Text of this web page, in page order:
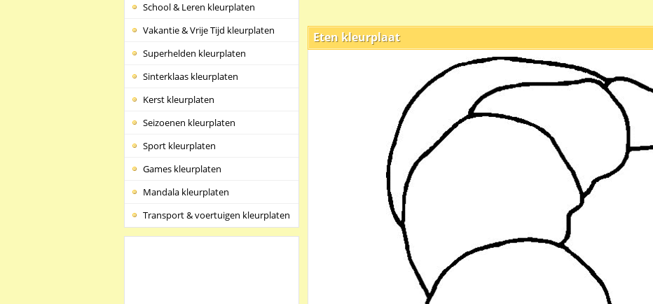
School & Leren kleurplaten
Vakantie & Vrije Tijd kleurplaten
Superhelden kleurplaten
Sinterklaas kleurplaten
Kerst kleurplaten
Seizoenen kleurplaten
Sport kleurplaten
Games kleurplaten
Mandala kleurplaten
Transport & voertuigen kleurplaten
Eten kleurplaat